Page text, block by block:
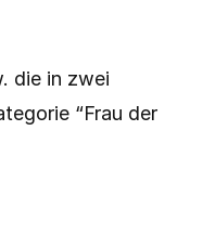
die in zwei
“Frau der